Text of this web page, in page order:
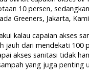
10 persen,
Greeners, Jakarta,
kalau capaian akses
jauh dari mendekati 100
akses sanitasi tidak
yang juga penting